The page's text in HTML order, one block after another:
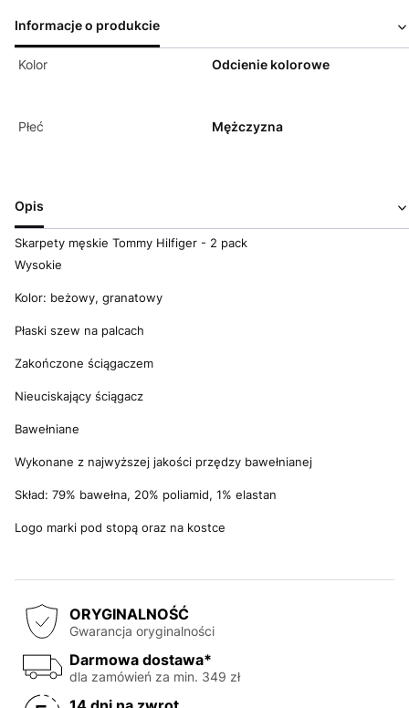
Informacje o produkcie
Kolor Odcienie kolorowe
Płeć Mężczyzna
Opis
Skarpety męskie Tommy Hilfiger - 2 pack
Wysokie
Kolor: beżowy, granatowy
Płaski szew na palcach
Zakończone ściągaczem
Nieuciskający ściągacz
Bawełniane
Wykonane z najwyższej jakości przędzy bawełnianej
Skład: 79% bawełna, 20% poliamid, 1% elastan
Logo marki pod stopą oraz na kostce
ORYGINALNOŚĆ
Gwarancja oryginalności
Darmowa dostawa*
dla zamówień za min. 349 zł